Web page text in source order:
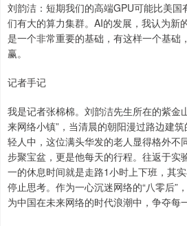
刘韵洁：短期我们的高端GPU可能比美
们有大的算力集群。AI的发展，我认为新
是一个非常重要的基础，有这样一个基础
赢。
记者手记
我是记者张棉棉。刘韵洁先生所在的紫金
来网络小镇”，当清晨的朝阳漫过路边建
轻人中，这位满头华发的老人显得格外不
步聚宝盆，更是他每天的行程。往返于
一的休息时间就是走路1小时上下班，其
停止思考。作为一心沉迷网络的“八零后”
为中国在未来网络的时代浪潮中，争夺每